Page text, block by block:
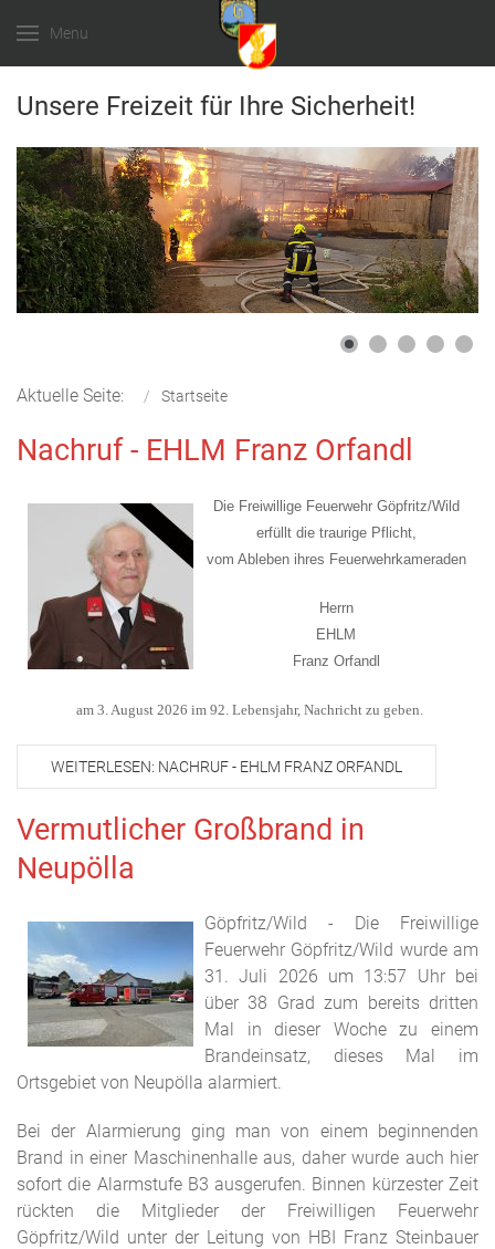
Menu
Unsere Freizeit für Ihre Sicherheit!
Aktuelle Seite: Startseite
Nachruf - EHLM Franz Orfandl
Die Freiwillige Feuerwehr Göpfritz/Wild
erfüllt die traurige Pflicht,
vom Ableben ihres Feuerwehrkameraden
Herrn
EHLM
Franz Orfandl
am 3. August 2026 im 92. Lebensjahr, Nachricht zu geben.
WEITERLESEN: NACHRUF - EHLM FRANZ ORFANDL
Vermutlicher Großbrand in
Neupölla
Göpfritz/Wild - Die Freiwillige
Feuerwehr Göpfritz/Wild wurde am
31. Juli 2026 um 13:57 Uhr bei
über 38 Grad zum bereits dritten
Mal in dieser Woche zu einem
Brandeinsatz, dieses Mal im
Ortsgebiet von Neupölla alarmiert.
Bei der Alarmierung ging man von einem beginnenden
Brand in einer Maschinenhalle aus, daher wurde auch hier
sofort die Alarmstufe B3 ausgerufen. Binnen kürzester Zeit
rückten die Mitglieder der Freiwilligen Feuerwehr
Göpfritz/Wild unter der Leitung von HBI Franz Steinbauer